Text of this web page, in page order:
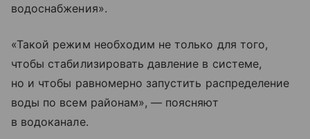
водоснабжения».
«Такой режим необходим не только для того,
чтобы стабилизировать давление в системе,
но и чтобы равномерно запустить распределение
воды по всем районам», — поясняют
в водоканале.